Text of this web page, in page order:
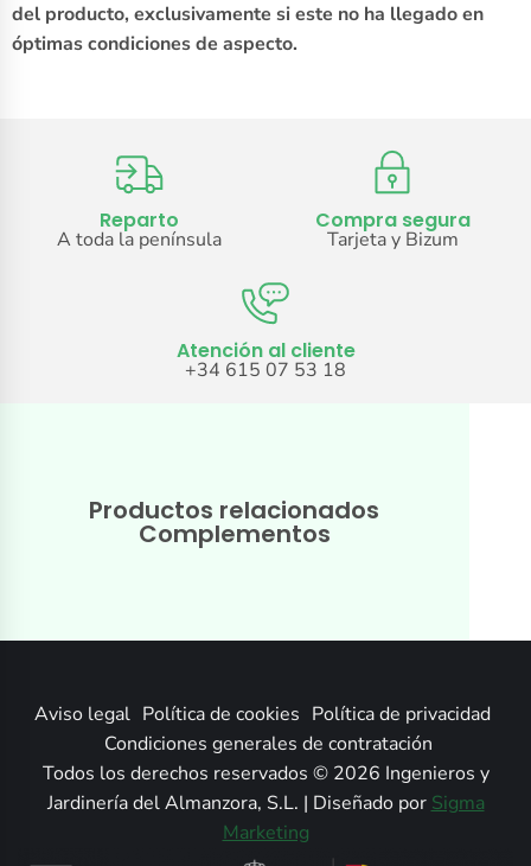
del producto, exclusivamente si este no ha llegado en
óptimas condiciones de aspecto.
Reparto
A toda la península
Compra segura
Tarjeta y Bizum
Atención al cliente
+34 615 07 53 18
Productos relacionados
Complementos
Aviso legal Política de cookies Política de privacidad
Condiciones generales de contratación
Todos los derechos reservados © 2026 Ingenieros y
Jardinería del Almanzora, S.L. | Diseñado por Sigma
Marketing